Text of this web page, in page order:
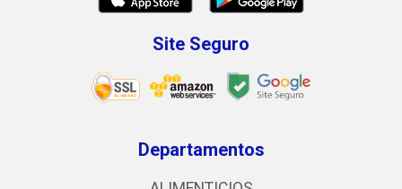
Site Seguro
Departamentos